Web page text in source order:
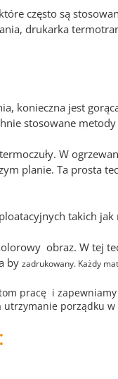
często są
drukarka
jest
stosowane
W
planie. Ta prosta
takich jak
obraz. W tej
by zadrukowany. Każdy
pracę i
porządku